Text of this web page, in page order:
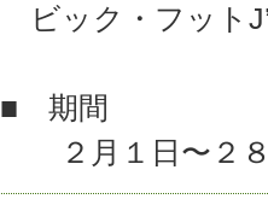
ビック・フット
■ 期間
２月１日〜２